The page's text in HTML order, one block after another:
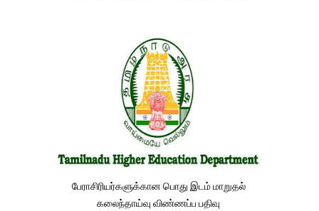
பேராசிரியர்களுக்கான பொது இடம் மாறுதல்
கலைந்தாய்வு விண்ணப்ப பதிவு